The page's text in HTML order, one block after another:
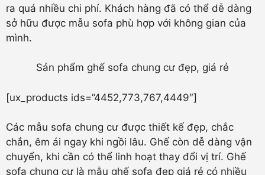
ra quá nhiều chi phí. Khách hàng đã có thể dễ dàng
sở hữu được mẫu sofa phù hợp với không gian của
mình.
Sản phẩm ghế sofa chung cư đẹp, giá rẻ
[ux_products ids=”4452,773,767,4449″]
Các mẫu sofa chung cư được thiết kế đẹp, chắc
chắn, êm ái ngay khi ngồi lâu. Ghế còn dễ dàng vận
chuyển, khi cần có thể linh hoạt thay đổi vị trí. Ghế
sofa chung cư là mẫu ghế sofa đẹp giá rẻ có nhiều